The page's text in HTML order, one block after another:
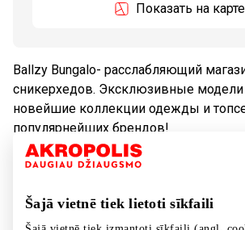
Šajā vietnē tiek lietoti sīkfaili
Показать на карте
Ballzy Bungalo- расслабляющий
сникерхедов. Эксклюзивные модели
новейшие коллекции одежды и
популярнейших брендов!